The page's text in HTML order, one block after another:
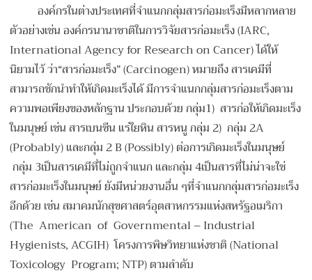
องค์กรในต่างประเทศที่จำแนกกลุ่มสารก่อมะเร็งมีหลากหลาย
ตัวอย่างเช่น องค์กรนานาชาติในการวิจัยสารก่อมะเร็ง (IARC,
International Agency for Research on Cancer) ได้ให้
นิยามไว้ ว่า“สารก่อมะเร็ง” (Carcinogen) หมายถึง สารเคมีที่
สามารถชักนำทำให้เกิดมะเร็งได้ มีการจำแนกกลุ่มสารก่อมะเร็งตาม
ความพอเพียงของหลักฐาน ประกอบด้วย กลุ่ม1) สารก่อให้เกิดมะเร็ง
ในมนุษย์ เช่น สารเบนซีน แร่ใยหิน สารหนู กลุ่ม 2) กลุ่ม 2A
(Probably) และกลุ่ม 2 B (Possibly) ต่อการเกิดมะเร็งในมนุษย์
กลุ่ม 3เป็นสารเคมีที่ไม่ถูกจำแนก และกลุ่ม 4เป็นสารที่ไม่น่าจะใช่
สารก่อมะเร็งในมนุษย์ ยังมีหน่วยงานอื่น ๆที่จำแนกกลุ่มสารก่อมะเร็ง
อีกด้วย เช่น สมาคมนักสุขศาสตร์อุตสาหกรรมแห่งสหรัฐอเมริกา
(The American of Governmental – Industrial
Hygienists, ACGIH) โครงการพิษวิทยาแห่งชาติ (National
Toxicology Program; NTP) ตามลำดับ